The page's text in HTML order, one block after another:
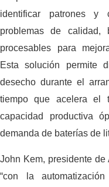
identificar patrones y
problemas de calidad,
procesables para
Esta solución permite
desecho durante el
tiempo que acelera el
capacidad productiva
demanda de baterías de
John Kem, presidente de
“con la